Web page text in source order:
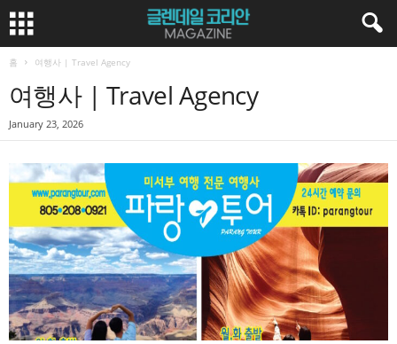
홈 여행사 | Travel Agency
여행사 | Travel Agency
January 23, 2026